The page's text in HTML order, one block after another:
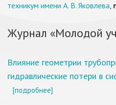
техникум имени А. В. Яковлева,
Журнал «Молодой
Влияние геометрии
гидравлические потери в
[подробнее]